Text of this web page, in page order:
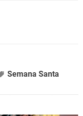
Semana Santa